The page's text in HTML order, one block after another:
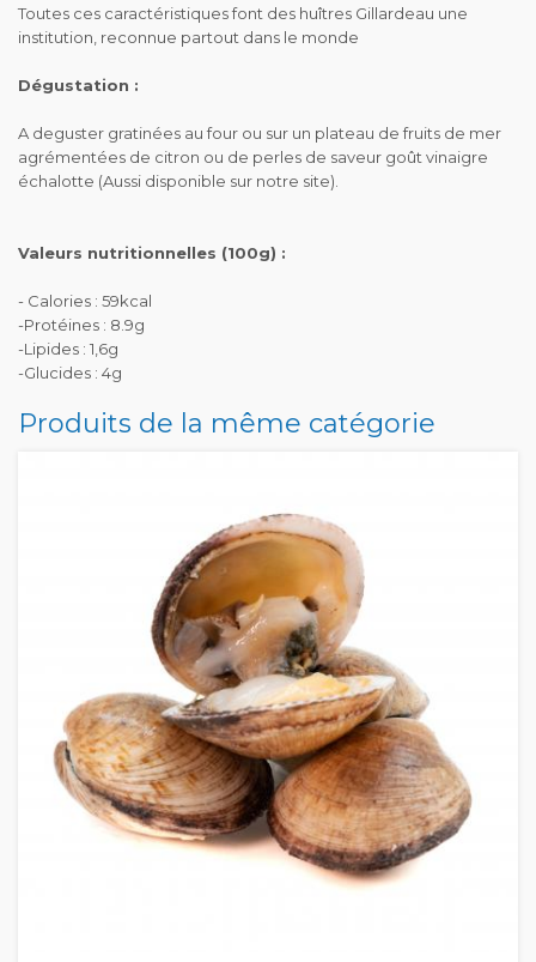
Toutes ces caractéristiques font des huîtres Gillardeau une
institution, reconnue partout dans le monde
Dégustation :
A deguster gratinées au four ou sur un plateau de fruits de mer
agrémentées de citron ou de perles de saveur goût vinaigre
échalotte (Aussi disponible sur notre site).
Valeurs nutritionnelles (100g) :
- Calories : 59kcal
-Protéines : 8.9g
-Lipides : 1,6g
-Glucides : 4g
Produits de la même catégorie